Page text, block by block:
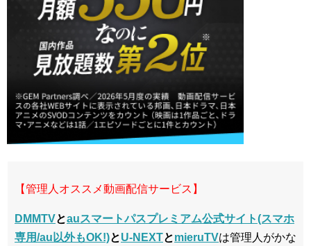
【管理人オススメ動画配信サービス】
DMMTVとauスマートパスプレミアム公式サイト(スマホ
専用/au以外もOK!)とU-NEXTとmieruTVは管理人がかな